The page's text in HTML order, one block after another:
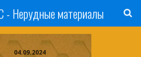
- Нерудные материалы
04.09.2024